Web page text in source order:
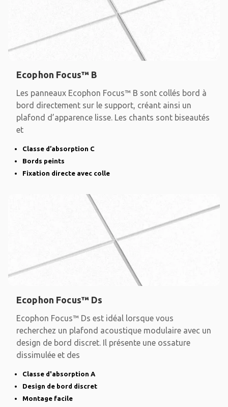
Ecophon Focus™ B
Les panneaux Ecophon Focus™ B sont collés bord à
bord directement sur le support, créant ainsi un
plafond d’apparence lisse. Les chants sont biseautés
et
Classe d’absorption C
Bords peints
Fixation directe avec colle
Ecophon Focus™ Ds
Ecophon Focus™ Ds est idéal lorsque vous
recherchez un plafond acoustique modulaire avec un
design de bord discret. Il présente une ossature
dissimulée et des
Classe d'absorption A
Design de bord discret
Montage facile